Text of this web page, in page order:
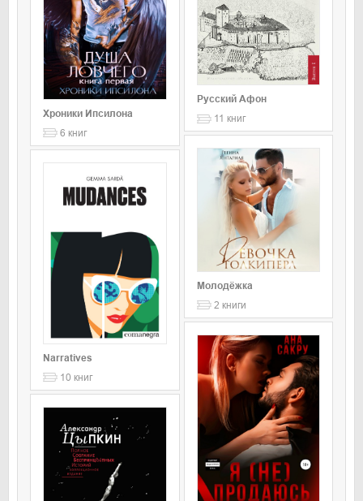
Хроники Ипсилона
6 книг
Narratives
10 книг
Русский Афон
11 книг
Молодёжка
2 книги